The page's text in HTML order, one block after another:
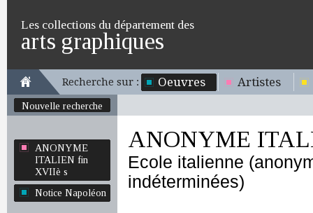
Les collections du département des
arts graphiques
Recherche sur : Oeuvres Artistes
Nouvelle recherche
ANONYME
ITALIEN fin
XVIIè s
Notice Napoléon
ANONYME
Ecole italienne
indéterminées)